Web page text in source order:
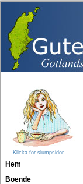
Klicka för slumpsidor
Hem
Boende